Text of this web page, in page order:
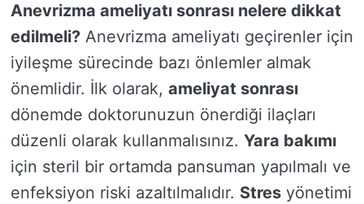
Anevrizma ameliyatı sonrası nelere dikkat
edilmeli? Anevrizma ameliyatı geçirenler için
iyileşme sürecinde bazı önlemler almak
önemlidir. İlk olarak, ameliyat sonrası
dönemde doktorunuzun önerdiği ilaçları
düzenli olarak kullanmalısınız. Yara bakımı
için steril bir ortamda pansuman yapılmalı ve
enfeksiyon riski azaltılmalıdır. Stres yönetimi